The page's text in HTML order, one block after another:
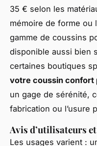
35 € selon les
mémoire de forme ou
gamme de coussins
disponible aussi bien
certaines boutiques
votre coussin confort
un gage de sérénité,
fabrication ou l’usure
Avis d’utilisateurs
Les usages varient :